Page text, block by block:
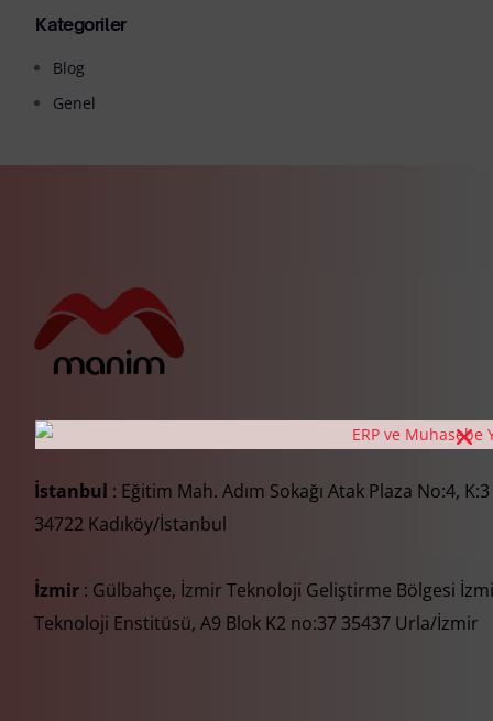
Kategoriler
Blog
Genel
İstanbul : Eğitim Mah. Adım Sokağı Atak Plaza No:4,
34722 Kadıköy/İstanbul
İzmir : Gülbahçe, İzmir Teknoloji Geliştirme Bölgesi
Teknoloji Enstitüsü, A9 Blok K2 no:37 35437 Urla/İzmir